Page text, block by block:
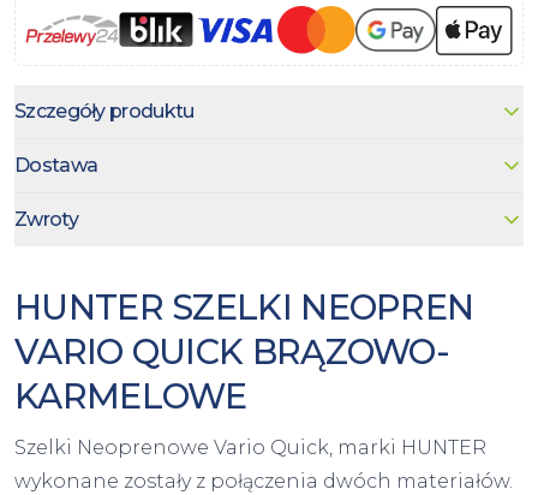
Szczegóły produktu
Dostawa
Zwroty
HUNTER SZELKI NEOPREN
VARIO QUICK BRĄZOWO-
KARMELOWE
Szelki Neoprenowe Vario Quick, marki HUNTER
wykonane zostały z połączenia dwóch materiałów.